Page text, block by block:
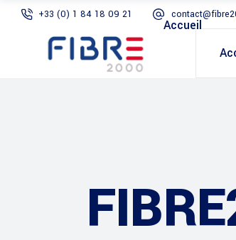
+33 (0) 1 84 18 09 21
Accueil